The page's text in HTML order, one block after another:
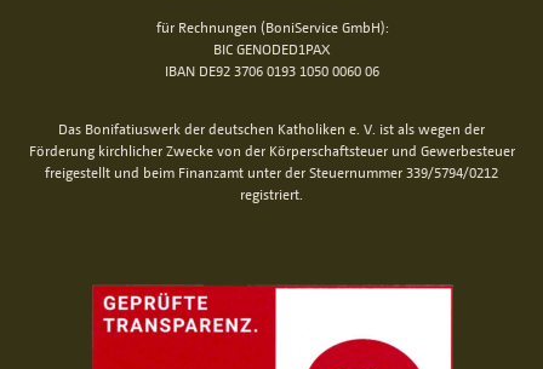
für Rechnungen (BoniService GmbH):
BIC GENODED1PAX
IBAN DE92 3706 0193 1050 0060 06
Das Bonifatiuswerk der deutschen Katholiken e. V. ist als wegen der
Förderung kirchlicher Zwecke von der Körperschaftsteuer und Gewerbesteuer
freigestellt und beim Finanzamt unter der Steuernummer 339/5794/0212
registriert.